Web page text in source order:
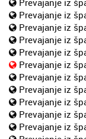
Prevajanje iz
Prevajanje iz
Prevajanje iz
Prevajanje iz
Prevajanje iz
Prevajanje iz
Prevajanje iz
Prevajanje iz
Prevajanje iz
Prevajanje iz